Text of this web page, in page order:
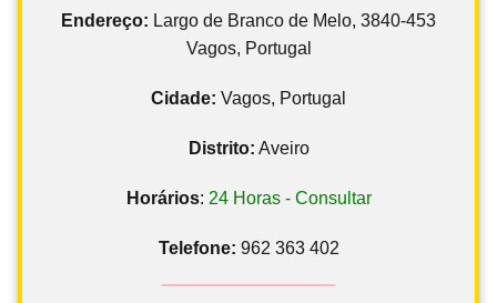
Endereço: Largo de Branco de Melo, 3840-453
Vagos, Portugal
Cidade: Vagos, Portugal
Distrito: Aveiro
Horários: 24 Horas - Consultar
Telefone: 962 363 402